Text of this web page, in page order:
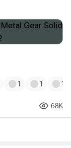
1 1 1
68K